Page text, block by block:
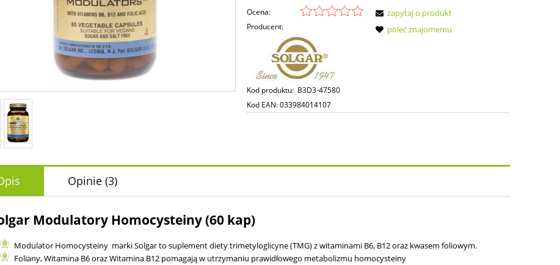
Ocena:
Producent:
Kod produktu: B3D3-47580
Kod EAN:033984014107
zapytaj o produkt
poleć znajomemu
Opinie (3)
Modulatory Homocysteiny (60 kap)
Modulator Homocysteiny marki Solgar to suplement diety trimetyloglicyne (TMG) z witaminami B6, B12 oraz kwasem foliowym.
Foliany, Witamina B6 oraz Witamina B12 pomagają w utrzymaniu prawidłowego metabolizmu homocysteiny